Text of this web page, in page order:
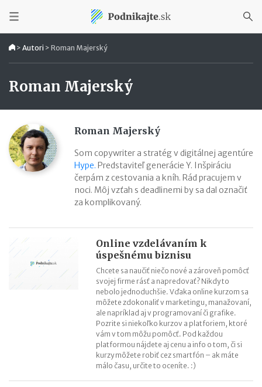
> Autori > Roman Majerský
Roman Majerský
Roman Majerský
Som copywriter a stratég v digitálnej agentúre
Hype. Predstaviteľ generácie Y. Inšpiráciu
čerpám z cestovania a kníh. Rád pracujem v
noci. Môj vzťah s deadlinemi by sa dal označiť
za komplikovaný.
Online vzdelávaním k
úspešnému biznisu
Chcete sa naučiť niečo nové a zároveň pomôcť
svojej firme rásť a napredovať? Nikdy to
nebolo jednoduchšie. Vďaka online kurzom sa
môžete zdokonaliť v marketingu, manažovaní,
ale napríklad aj v programovaní či grafike.
Pozrite si niekoľko kurzov a platforiem, ktoré
vám v tom môžu pomôcť. Pod každou
platformou nájdete aj cenu a info o tom, či si
kurzy môžete robiť cez smartfón – ak máte
málo času, určite to oceníte. :)